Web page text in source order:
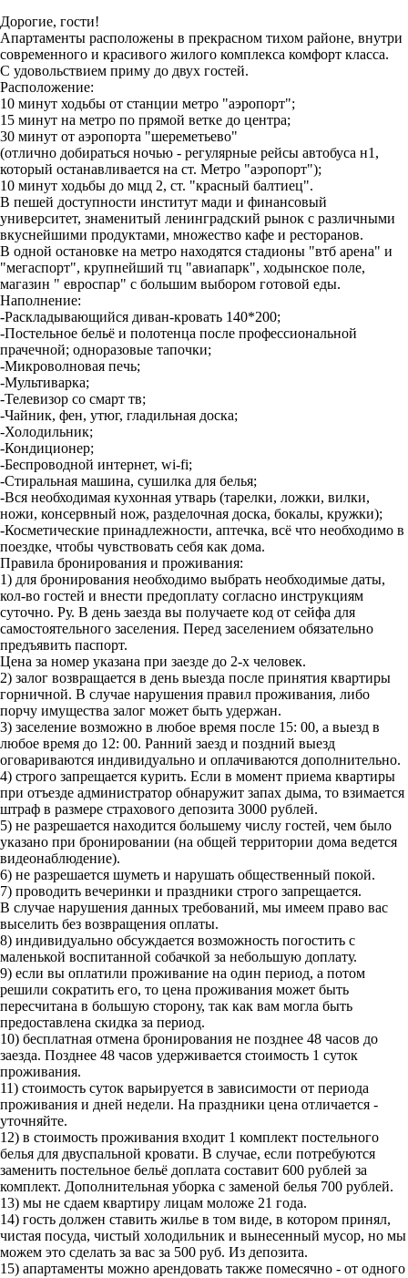
Дорогие, гости!
Апартаменты расположены в прекрасном тихом районе, внутри
современного и красивого жилого комплекса комфорт класса.
С удовольствием приму до двух гостей.
Расположение:
10 минут ходьбы от станции метро "аэропорт";
15 минут на метро по прямой ветке до центра;
30 минут от аэропорта "шереметьево"
(отлично добираться ночью - регулярные рейсы автобуса н1,
который останавливается на ст. Метро "аэропорт");
10 минут ходьбы до мцд 2, ст. "красный балтиец".
В пешей доступности институт мади и финансовый
университет, знаменитый ленинградский рынок с различными
вкуснейшими продуктами, множество кафе и ресторанов.
В одной остановке на метро находятся стадионы "втб арена" и
"мегаспорт", крупнейший тц "авиапарк", ходынское поле,
магазин " евроспар" с большим выбором готовой еды.
Наполнение:
-Раскладывающийся диван-кровать 140*200;
-Постельное бельё и полотенца после профессиональной
прачечной; одноразовые тапочки;
-Микроволновая печь;
-Мультиварка;
-Телевизор со смарт тв;
-Чайник, фен, утюг, гладильная доска;
-Холодильник;
-Кондиционер;
-Беспроводной интернет, wi-fi;
-Стиральная машина, сушилка для белья;
-Вся необходимая кухонная утварь (тарелки, ложки, вилки,
ножи, консервный нож, разделочная доска, бокалы, кружки);
-Косметические принадлежности, аптечка, всё что необходимо в
поездке, чтобы чувствовать себя как дома.
Правила бронирования и проживания:
1) для бронирования необходимо выбрать необходимые даты,
кол-во гостей и внести предоплату согласно инструкциям
суточно. Ру. В день заезда вы получаете код от сейфа для
самостоятельного заселения. Перед заселением обязательно
предъявить паспорт.
Цена за номер указана при заезде до 2-х человек.
2) залог возвращается в день выезда после принятия квартиры
горничной. В случае нарушения правил проживания, либо
порчу имущества залог может быть удержан.
3) заселение возможно в любое время после 15: 00, а выезд в
любое время до 12: 00. Ранний заезд и поздний выезд
оговариваются индивидуально и оплачиваются дополнительно.
4) строго запрещается курить. Если в момент приема квартиры
при отъезде администратор обнаружит запах дыма, то взимается
штраф в размере страхового депозита 3000 рублей.
5) не разрешается находится большему числу гостей, чем было
указано при бронировании (на общей территории дома ведется
видеонаблюдение).
6) не разрешается шуметь и нарушать общественный покой.
7) проводить вечеринки и праздники строго запрещается.
В случае нарушения данных требований, мы имеем право вас
выселить без возвращения оплаты.
8) индивидуально обсуждается возможность погостить с
маленькой воспитанной собачкой за небольшую доплату.
9) если вы оплатили проживание на один период, а потом
решили сократить его, то цена проживания может быть
пересчитана в большую сторону, так как вам могла быть
предоставлена скидка за период.
10) бесплатная отмена бронирования не позднее 48 часов до
заезда. Позднее 48 часов удерживается стоимость 1 суток
проживания.
11) стоимость суток варьируется в зависимости от периода
проживания и дней недели. На праздники цена отличается -
уточняйте.
12) в стоимость проживания входит 1 комплект постельного
белья для двуспальной кровати. В случае, если потребуются
заменить постельное бельё доплата составит 600 рублей за
комплект. Дополнительная уборка с заменой белья 700 рублей.
13) мы не сдаем квартиру лицам моложе 21 года.
14) гость должен ставить жилье в том виде, в котором принял,
чистая посуда, чистый холодильник и вынесенный мусор, но мы
можем это сделать за вас за 500 руб. Из депозита.
15) апартаменты можно арендовать также помесячно - от одного